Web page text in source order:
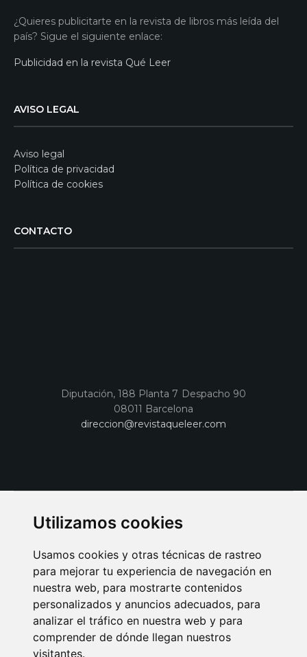
Utilizamos cookies
Usamos cookies y otras técnicas de rastreo
para mejorar tu experiencia de navegación en
nuestra web, para mostrarte contenidos
personalizados y anuncios adecuados, para
analizar el tráfico en nuestra web y para
comprender de dónde llegan nuestros
visitantes.
¿Quieres publicitarte en la revista de libros más leída del
país? Sigue el siguiente enlace:
Publicidad en la revista Qué Leer
AVISO LEGAL
Aviso legal
Política de privacidad
Política de cookies
CONTACTO
Diputación, 188 Planta 7 Despacho 90
08011 Barcelona
direccion@revistaqueleer.com
AVISO LEGAL POLITICA DE COOKIES
POLITICA DE PRIVACIDAD
PUBLICIDAD EN LA REVISTA QUÉ LEER
SORTEO-PREESTRENOS